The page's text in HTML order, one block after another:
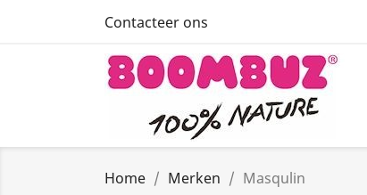
Contacteer ons
Home Merken Masqulin